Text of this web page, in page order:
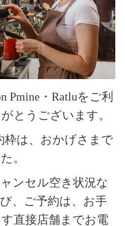
Pmine・Ratluをご利
とうございます。
枠は、おかげさまで
。
ンセル空き状況な
、ご予約は、お手
直接店舗までお電